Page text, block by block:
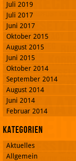
Juli 2019
Juli 2017
Juni 2017
Oktober 2015
August 2015
Juni 2015
Oktober 2014
September 2014
August 2014
Juni 2014
Februar 2014
Kategorien
Aktuelles
Allgemein